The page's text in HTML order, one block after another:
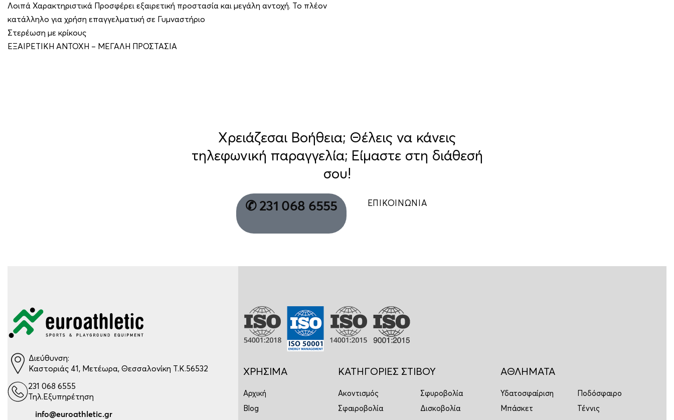
Λοιπά Χαρακτηριστικά Προσφέρει εξαιρετική προστασία και μεγάλη αντοχή. Το πλέον
κατάλληλο για χρήση επαγγελματική σε Γυμναστήριο
Στερέωση με κρίκους
ΕΞΑΙΡΕΤΙΚΗ ΑΝΤΟΧΗ – ΜΕΓΑΛΗ ΠΡΟΣΤΑΣΙΑ
Χρειάζεσαι Βοήθεια; Θέλεις να κάνεις
τηλεφωνική παραγγελία; Είμαστε στη διάθεσή
σου!
✆ 231 068 6555 ΕΠΙΚΟΙΝΩΝΙΑ
Διεύθυνση:
Καστοριάς 41, Μετέωρα, Θεσσαλονίκη Τ.Κ.56532
231 068 6555
Τηλ.Εξυπηρέτηση
info@euroathletic.gr
ΧΡΗΣΙΜΑ
Αρχική
Blog
ΚΑΤΗΓΟΡΙΕΣ ΣΤΙΒΟΥ
Ακοντισμός
Σφυροβολία
Σφαιροβολία
Δισκοβολία
ΑΘΛΗΜΑΤΑ
Υδατοσφαίριση
Ποδόσφαιρο
Μπάσκετ
Τέννις